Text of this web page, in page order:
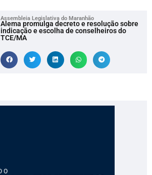
Assembleia Legislativa do Maranhão
Alema promulga decreto e resolução sobre
indicação e escolha de conselheiros do
TCE/MA